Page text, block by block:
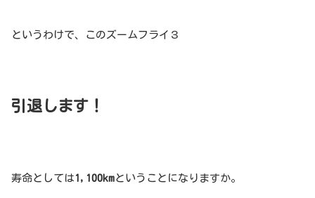
というわけで、このズームフライ３
引退します！
寿命としては 1,100kmということになりますか。